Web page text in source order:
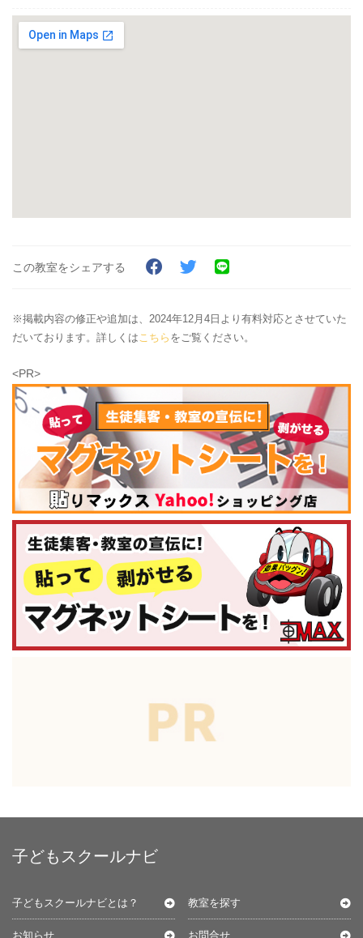
この教室をシェアする
※掲載内容の修正や追加は、2024年12月4日より有料対応とさせていた
だいております。詳しくはこちら をご覧ください。
<PR>
子どもスクールナビ
子どもスクールナビとは？ 教室を探す
お知らせ お問合せ